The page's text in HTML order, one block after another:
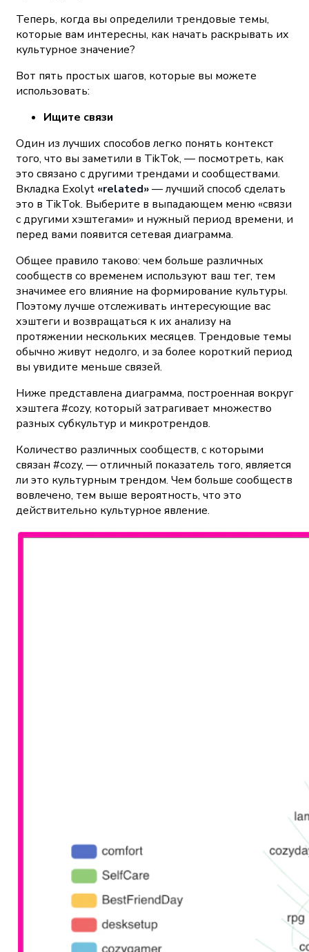
Теперь, когда вы определили трендовые темы,
которые вам интересны, как начать раскрывать их
культурное значение?
Вот пять простых шагов, которые вы можете
использовать:
Ищите связи
Один из лучших способов легко понять контекст
того, что вы заметили в TikTok, — посмотреть, как
это связано с другими трендами и сообществами.
Вкладка Exolyt «related»— лучший способ сделать
это в TikTok. Выберите в выпадающем меню «связи
с другими хэштегами» и нужный период времени, и
перед вами появится сетевая диаграмма.
Общее правило таково: чем больше различных
сообществ со временем используют ваш тег, тем
значимее его влияние на формирование культуры.
Поэтому лучше отслеживать интересующие вас
хэштеги и возвращаться к их анализу на
протяжении нескольких месяцев. Трендовые темы
обычно живут недолго, и за более короткий период
вы увидите меньше связей.
Ниже представлена диаграмма, построенная вокруг
хэштега #cozy, который затрагивает множество
разных субкультур и микротрендов.
Количество различных сообществ, с которыми
связан #cozy, — отличный показатель того, является
ли это культурным трендом. Чем больше сообществ
вовлечено, тем выше вероятность, что это
действительно культурное явление.